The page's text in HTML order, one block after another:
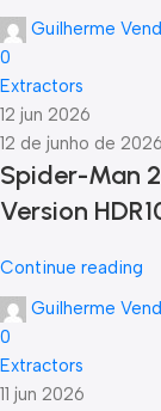
Guilherme
0
Extractors
12 jun 2026
12 de junho de 2026
Spider-Man
Version
Continue reading
Guilherme
0
Extractors
11 jun 2026